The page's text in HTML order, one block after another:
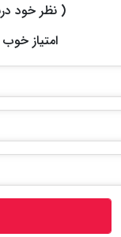
( نظر خود
امتیاز خوب